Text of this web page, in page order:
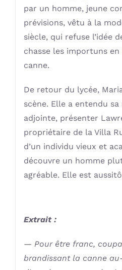
par un homme, jeune
prévisions, vêtu à la
siècle, qui refuse l’idée
chasse les importuns
canne.
De retour du lycée,
scène. Elle a entendu
adjointe, présenter
propriétaire de la Villa
d’un individu vieux et
découvre un homme
agréable. Elle est
Extrait :
— Pour être franc,
brandissant la canne